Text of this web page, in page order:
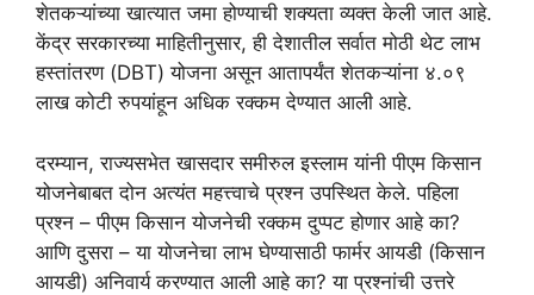
शेतकऱ्यांच्या खात्यात जमा होण्याची शक्यता व्यक्त केली जात आहे.
केंद्र सरकारच्या माहितीनुसार, ही देशातील सर्वात मोठी थेट लाभ
हस्तांतरण (DBT) योजना असून आतापर्यंत शेतकऱ्यांना ४.०९
लाख कोटी रुपयांहून अधिक रक्कम देण्यात आली आहे.
दरम्यान, राज्यसभेत खासदार समीरुल इस्लाम यांनी पीएम किसान
योजनेबाबत दोन अत्यंत महत्त्वाचे प्रश्न उपस्थित केले. पहिला
प्रश्न – पीएम किसान योजनेची रक्कम दुप्पट होणार आहे का?
आणि दुसरा – या योजनेचा लाभ घेण्यासाठी फार्मर आयडी (किसान
आयडी) अनिवार्य करण्यात आली आहे का? या प्रश्नांची उत्तरे